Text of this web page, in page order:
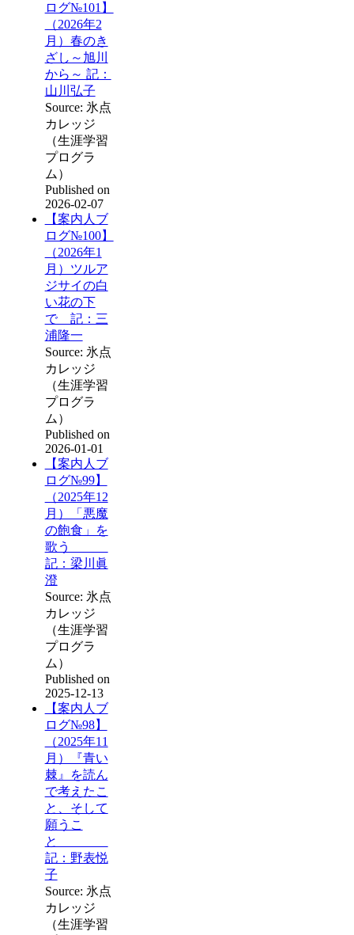
ログ№101】
（2026年2
月）春のき
ざし～旭川
から～ 記：
山川弘子
Source: 氷点
カレッジ
（生涯学習
プログラ
ム）
Published on
2026-02-07
【案内人ブ
ログ№100】
（2026年1
月）ツルア
ジサイの白
い花の下
で 記：三
浦隆一
Source: 氷点
カレッジ
（生涯学習
プログラ
ム）
Published on
2026-01-01
【案内人ブ
ログ№99】
（2025年12
月）「悪魔
の飽食」を
歌う
記：梁川眞
澄
Source: 氷点
カレッジ
（生涯学習
プログラ
ム）
Published on
2025-12-13
【案内人ブ
ログ№98】
（2025年11
月）『青い
棘』を読ん
で考えたこ
と、そして
願うこ
と
記：野表悦
子
Source: 氷点
カレッジ
（生涯学習